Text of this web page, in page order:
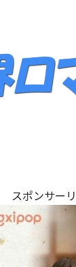
スポンサー